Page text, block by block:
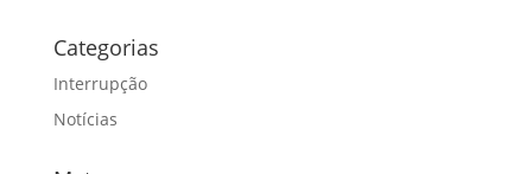
Categorias
Interrupção
Notícias